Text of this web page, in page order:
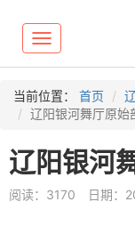
Toggle
navigation
当前位置： 首页
辽阳银河舞厅原始
辽阳银河
阅读：3170 日期：